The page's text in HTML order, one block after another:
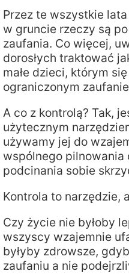
Przez te wszystkie
w gruncie rzeczy są
zaufania. Co więcej,
dorosłych traktować
małe dzieci, którym
ograniczonym
A co z kontrolą? Tak,
użytecznym
używamy jej do
wspólnego pilnowania
podcinania sobie
Kontrola to narzędzie,
Czy życie nie byłoby
wszyscy wzajemnie
byłyby zdrowsze,
zaufaniu a nie